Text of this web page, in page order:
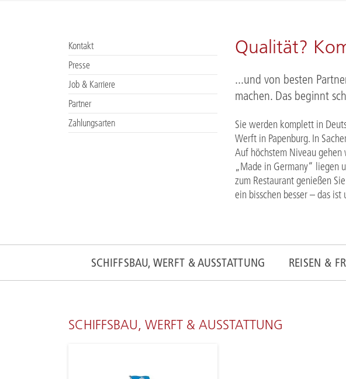
Kontakt
Presse
Job & Karriere
Partner
Zahlungsarten
Qualität?
...und von besten
machen. Das beginnt
Sie werden komplett in
Werft in Papenburg. In
Auf höchstem Niveau
„Made in Germany“ liegen
zum Restaurant genießen
ein bisschen besser – das ist
SCHIFFSBAU, WERFT & AUSSTATTUNG REISEN &
SCHIFFSBAU, WERFT & AUSSTATTUNG